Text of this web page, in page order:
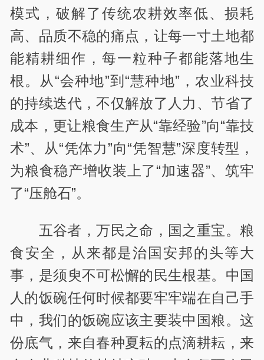
模式，破解了传统农耕效率低、损耗
高、品质不稳的痛点，让每一寸土地都
能精耕细作，每一粒种子都能落地生
根。从“会种地”到“慧种地”，农业科技
的持续迭代，不仅解放了人力、节省了
成本，更让粮食生产从“靠经验”向“靠技
术”、从“凭体力”向“凭智慧”深度转型，
为粮食稳产增收装上了“加速器”、筑牢
了“压舱石”。
五谷者，万民之命，国之重宝。粮
食安全，从来都是治国安邦的头等大
事，是须臾不可松懈的民生根基。中国
人的饭碗任何时候都要牢牢端在自己手
中，我们的饭碗应该主要装中国粮。这
份底气，来自春种夏耘的点滴耕耘，来